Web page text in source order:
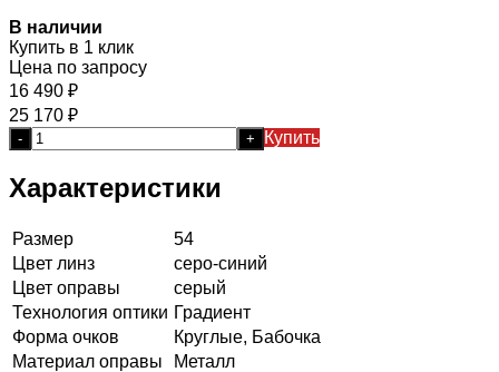
В наличии
Купить в 1 клик
Цена по запросу
16 490 ₽
25 170 ₽
- + Купить
Характеристики
Размер
54
Цвет линз
серо-синий
Цвет оправы
серый
Технология оптики Градиент
Форма очков
Круглые, Бабочка
Материал оправы
Металл